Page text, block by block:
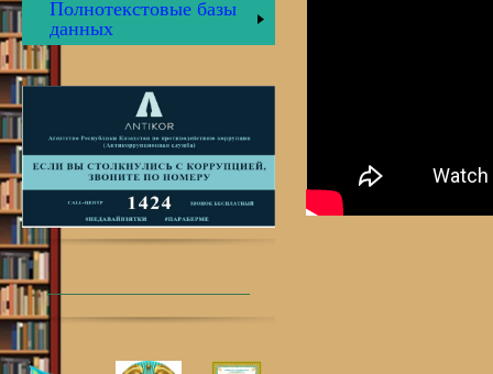
Полнотекстовые базы
данных